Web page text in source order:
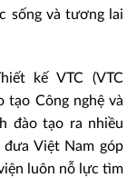
sống và tương lai
kế VTC (VTC
tạo Công nghệ và
đào tạo ra nhiều
Việt Nam góp
luôn nỗ lực tìm